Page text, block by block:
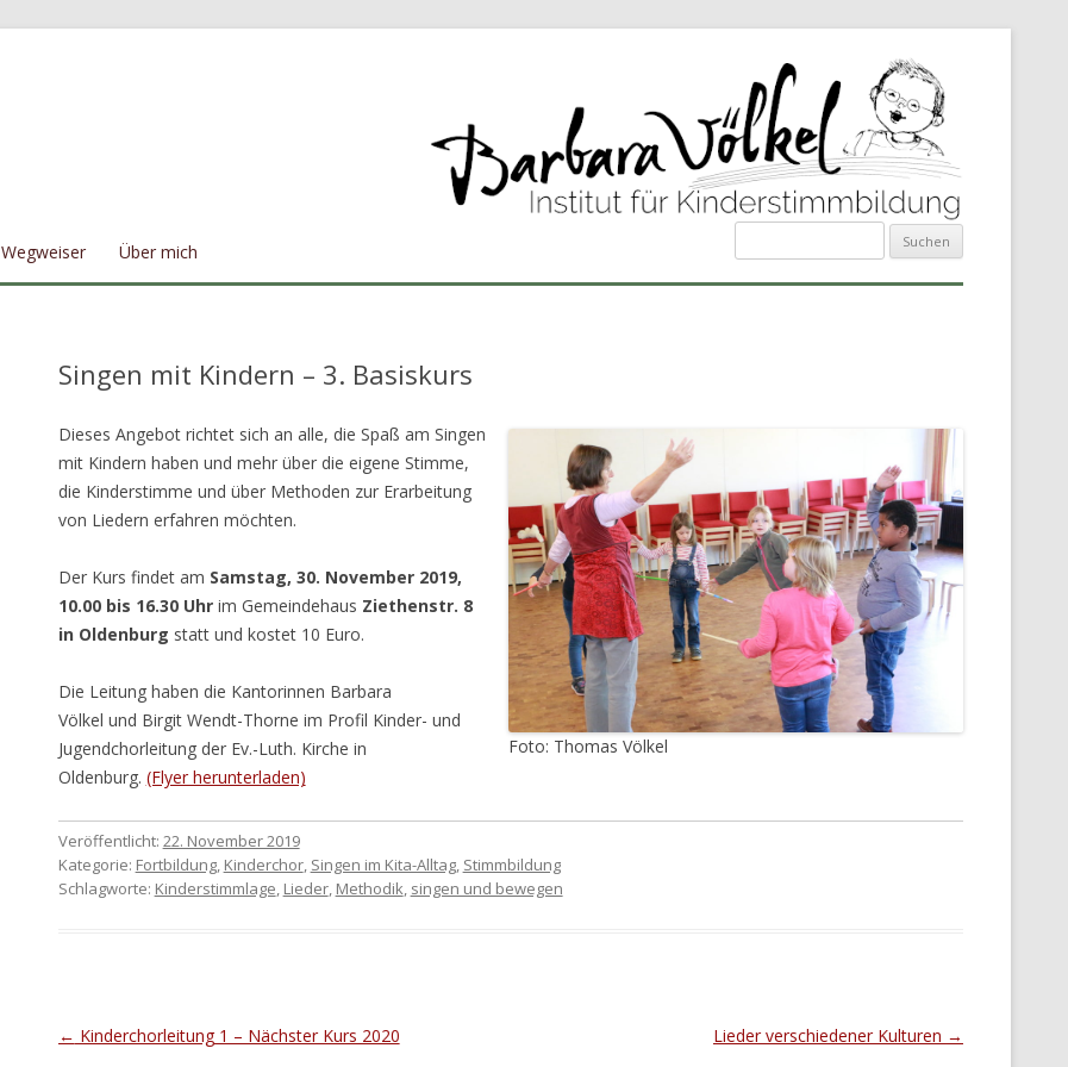
Wegweiser Über mich
Suchen
Singen mit Kindern – 3. Basiskurs
Foto: Thomas Völkel
Dieses Angebot richtet sich an alle, die Spaß am Singen
mit Kindern haben und mehr über die eigene Stimme,
die Kinderstimme und über Methoden zur Erarbeitung
von Liedern erfahren möchten.
Der Kurs findet am Samstag, 30. November 2019,
10.00 bis 16.30 Uhrim Gemeindehaus Ziethenstr. 8
in Oldenburg statt und kostet 10 Euro.
Die Leitunghaben die Kantorinnen Barbara
Völkel und Birgit Wendt-Thorne im Profil Kinder- und
Jugendchorleitung der Ev.-Luth. Kirche in
Oldenburg. (Flyer herunterladen)
Veröffentlicht: 22. November 2019
Kategorie: Fortbildung, Kinderchor, Singen im Kita-Alltag, Stimmbildung
Schlagworte: Kinderstimmlage, Lieder, Methodik, singen und bewegen
Beitragsnavigation
← Kinderchorleitung 1 – Nächster Kurs 2020 Lieder verschiedener Kulturen →